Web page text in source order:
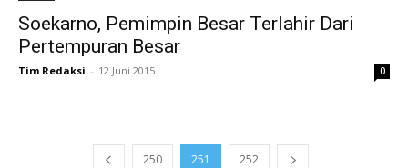
Soekarno, Pemimpin Besar Terlahir Dari
Pertempuran Besar
Tim Redaksi - 12 Juni 2015 0
250 251 252